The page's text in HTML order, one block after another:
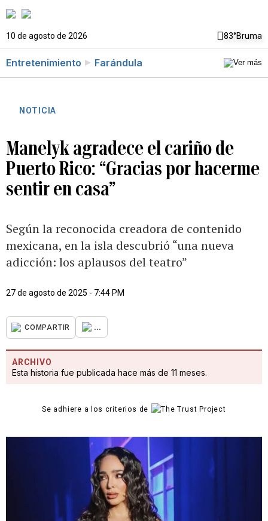
10 de agosto de 2026 83°Bruma
Entretenimiento Farándula
NOTICIA
Manelyk agradece el cariño de
Puerto Rico: “Gracias por hacerme
sentir en casa”
Según la reconocida creadora de contenido
mexicana, en la isla descubrió “una nueva
adicción: los aplausos del teatro”
27 de agosto de 2025 - 7:44 PM
COMPARTIR ...
ARCHIVO
Esta historia fue publicada hace más de 11 meses.
Se adhiere a los criterios de